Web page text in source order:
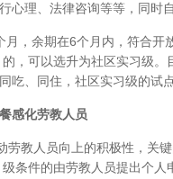
心理、法律咨询等等，同时
余期在6个月内，符合开
，可以选升为社区实习级
吃、同住，社区实习级的试
感化劳教人员
教人员向上的积极性，关键
条件的由劳教人员提出个